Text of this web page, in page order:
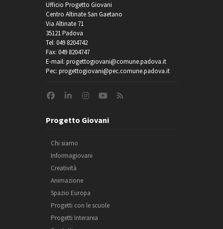
Ufficio Progetto Giovani
Centro Altinate San Gaetano
Via Altinate 71
35121 Padova
Tel: 049 8204742
Fax: 049 8204747
E-mail: progettogiovani@comune.padova.it
Pec: progettogiovani@pec.comune.padova.it
Progetto Giovani
Chi siamo
Informagiovani
Creatività
Animazione
Spazio Europa
Progetti con le scuole
Progetti Interarea